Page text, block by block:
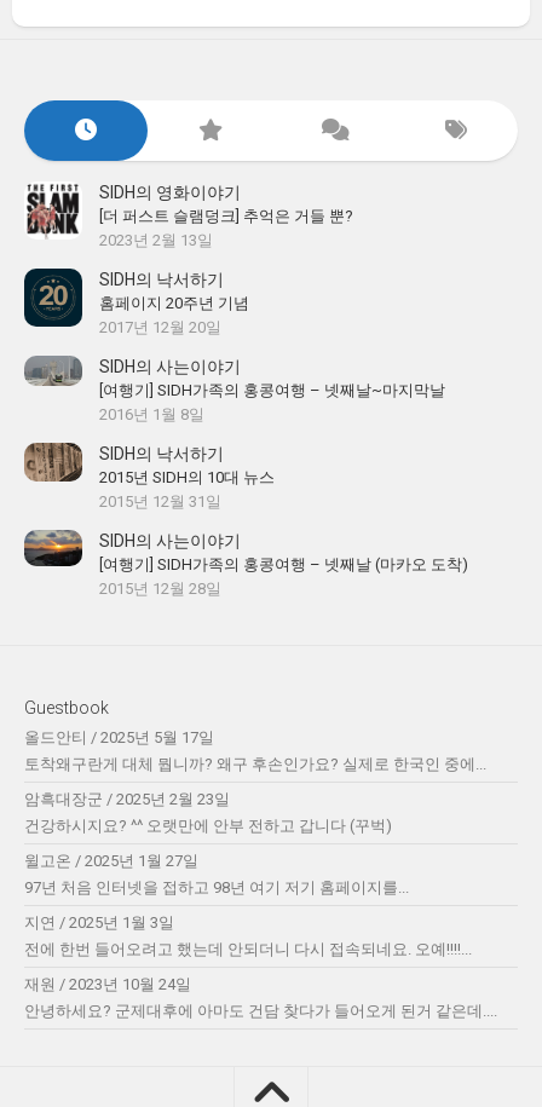
SIDH의 영화이야기
[더 퍼스트 슬램덩크] 추억은 거들 뿐?
2023년 2월 13일
SIDH의 낙서하기
홈페이지 20주년 기념
2017년 12월 20일
SIDH의 사는이야기
[여행기] SIDH가족의 홍콩여행 – 넷째날~마지막날
2016년 1월 8일
SIDH의 낙서하기
2015년 SIDH의 10대 뉴스
2015년 12월 31일
SIDH의 사는이야기
[여행기] SIDH가족의 홍콩여행 – 넷째날 (마카오 도착)
2015년 12월 28일
Guestbook
올드안티 / 2025년 5월 17일
토착왜구란게 대체 뭡니까? 왜구 후손인가요? 실제로 한국인 중에...
암흑대장군 / 2025년 2월 23일
건강하시지요? ^^ 오랫만에 안부 전하고 갑니다 (꾸벅)
윌고온 / 2025년 1월 27일
97년 처음 인터넷을 접하고 98년 여기 저기 홈페이지를...
지연 / 2025년 1월 3일
전에 한번 들어오려고 했는데 안되더니 다시 접속되네요. 오예!!!!...
재원 / 2023년 10월 24일
안녕하세요? 군제대후에 아마도 건담 찾다가 들어오게 된거 같은데....